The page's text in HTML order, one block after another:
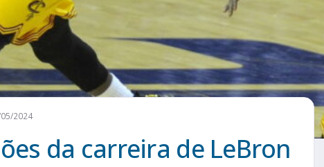
2024
da carreira de LeBron